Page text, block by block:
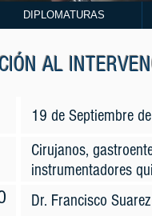
DIPLOMATURAS
19 de Septiembre
Cirujanos,
instrumentadores
Dr. Francisco
AL